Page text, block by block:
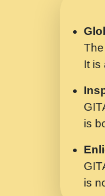
It is
is
is